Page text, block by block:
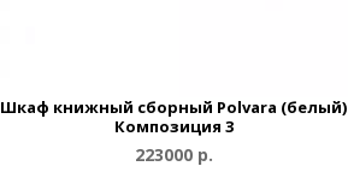
Шкаф книжный сборный Polvara (белый)
Композиция 3
223000 р.